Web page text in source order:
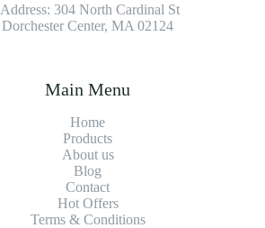
Address: 304 North Cardinal St.
Dorchester Center, MA 02124
Main Menu
Home
Products
About us
Blog
Contact
Hot Offers
Terms & Conditions